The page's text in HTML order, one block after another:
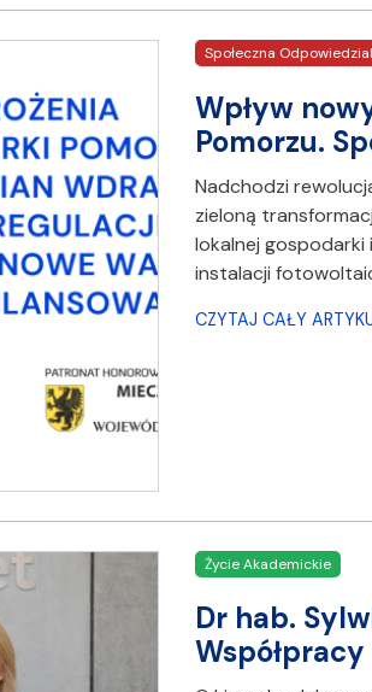
Społeczna
Wpływ
Pomorzu.
Nadchodzi
zieloną
lokalnej gospodarki
instalacji
CZYTAJ CAŁY
Życie Akademickie
Dr hab.
Współpracy